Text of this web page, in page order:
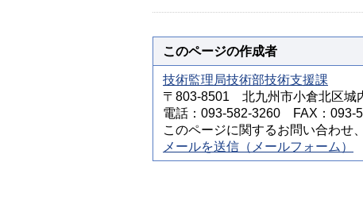
このページの作成者
技術監理局技術部技術支援課
〒803-8501 北九州市小倉北区城
電話：093-582-3260 FAX：093-
このページに関するお問い合わせ
メールを送信（メールフォーム）